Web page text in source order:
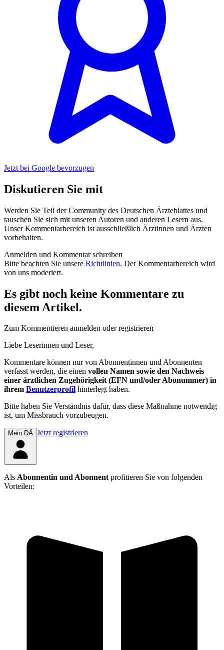
Jetzt bei Google bevorzugen
Diskutieren Sie mit
Werden Sie Teil der Community des Deutschen Ärzteblattes und
tauschen Sie sich mit unseren Autoren und anderen Lesern aus.
Unser Kommentarbereich ist ausschließlich Ärztinnen und Ärzten
vorbehalten.
Anmelden und Kommentar schreiben
Bitte beachten Sie unsere Richtlinien. Der Kommentarbereich wird
von uns moderiert.
Es gibt noch keine Kommentare zu
diesem Artikel.
Zum Kommentieren anmelden oder registrieren
Liebe Leserinnen und Leser,
Kommentare können nur von Abonnentinnen und Abonnenten
verfasst werden, die einen vollen Namen sowie den Nachweis
einer ärztlichen Zugehörigkeit (EFN und/oder Abonummer) in
ihrem Benutzerprofil hinterlegt haben.
Bitte haben Sie Verständnis dafür, dass diese Maßnahme notwendig
ist, um Missbrauch vorzubeugen.
Mein DÄ Jetzt registrieren
Als Abonnentin und Abonnentprofitieren Sie von folgenden
Vorteilen: